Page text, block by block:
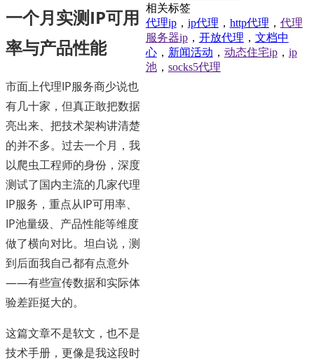
一个月实测IP可用
率与产品性能
市面上代理IP服务商少说也
有几十家，但真正敢把数据
亮出来、把技术架构讲清楚
的并不多。过去一个月，我
以爬虫工程师的身份，深度
测试了国内主流的几家代理
IP服务，重点从IP可用率、
IP池量级、产品性能等维度
做了横向对比。坦白说，测
到后面我自己都有点意外
——有些宣传数据和实际体
验差距挺大的。
这篇文章不是软文，也不是
技术手册，更像是我这段时
相关标签
代理ip， ip代理 ， http代理 ， 代理
服务器ip， 开放代理 ， 文档中
心， 新闻活动 ， 动态住宅ip， ip
池， socks5代理